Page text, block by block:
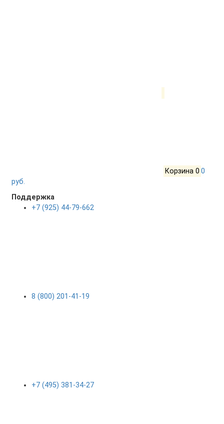
Корзина 0 0
руб.
Поддержка
+7 (925) 44-79-662
8 (800) 201-41-19
+7 (495) 381-34-27